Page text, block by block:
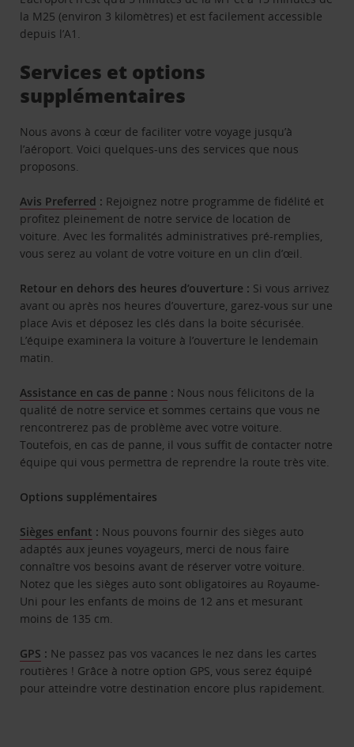
la M25 (environ 3 kilomètres) et est facilement accessible
depuis l’A1.
Services et options
supplémentaires
Nous avons à cœur de faciliter votre voyage jusqu’à
l’aéroport. Voici quelques-uns des services que nous
proposons.
Avis Preferred : Rejoignez notre programme de fidélité et
profitez pleinement de notre service de location de
voiture. Avec les formalités administratives pré-remplies,
vous serez au volant de votre voiture en un clin d’œil.
Retour en dehors des heures d’ouverture : Si vous arrivez
avant ou après nos heures d’ouverture, garez-vous sur une
place Avis et déposez les clés dans la boite sécurisée.
L’équipe examinera la voiture à l’ouverture le lendemain
matin.
Assistance en cas de panne : Nous nous félicitons de la
qualité de notre service et sommes certains que vous ne
rencontrerez pas de problème avec votre voiture.
Toutefois, en cas de panne, il vous suffit de contacter notre
équipe qui vous permettra de reprendre la route très vite.
Options supplémentaires
Sièges enfant : Nous pouvons fournir des sièges auto
adaptés aux jeunes voyageurs, merci de nous faire
connaître vos besoins avant de réserver votre voiture.
Notez que les sièges auto sont obligatoires au Royaume-
Uni pour les enfants de moins de 12 ans et mesurant
moins de 135 cm.
GPS : Ne passez pas vos vacances le nez dans les cartes
routières ! Grâce à notre option GPS, vous serez équipé
pour atteindre votre destination encore plus rapidement.